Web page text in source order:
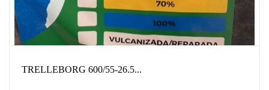
TRELLEBORG 600/55-26.5...